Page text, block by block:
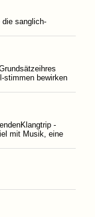
sanglich-
stimmen bewirken
-
mit Musik, eine